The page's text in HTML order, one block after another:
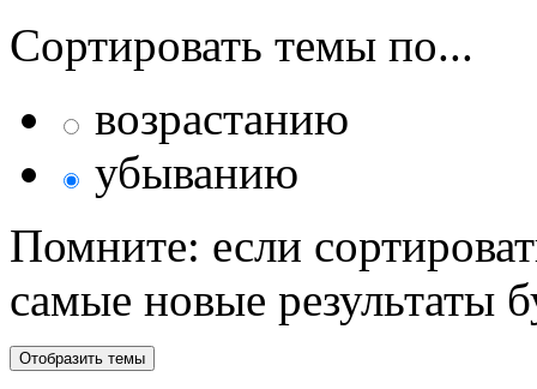
Сортировать темы по...
возрастанию
убыванию
Помните: если
самые новые результаты